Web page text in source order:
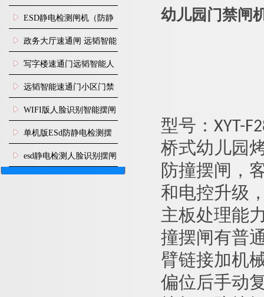
门禁闸机安装
​ESD静电检测闸机（防静
电门禁通道系统）
政务大厅速通闸 远韬智能
防尾随静音速通门
写字楼速通门远韬智能人
脸识别快速通道闸
远韬智能速通门小区门禁
闸机食堂消费摆闸
WIFI版人脸识别智能摆闸
机
单机版ESd防静电检测摆
闸机
esd静电检测人脸识别摆闸
安装
幼儿园门禁闸
型号：XYT-
桥式幼儿园
防撞摆闸，
和电控升级
主板处理能
撞摆闸有普
臂链接加机
偏位后手动